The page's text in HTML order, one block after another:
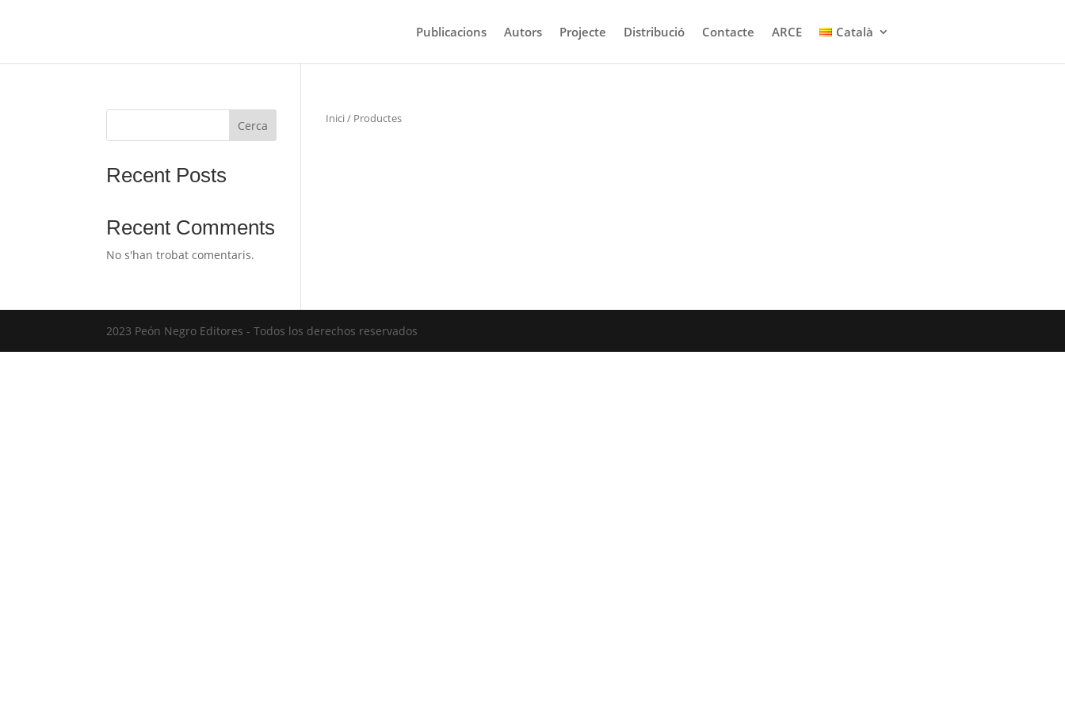
Publicacions Autors Projecte Distribució Contacte ARCE Català
Inici/ Productes
Cerca
Recent Posts
Recent Comments
No s'han trobat comentaris.
2023 Peón Negro Editores - Todos los derechos reservados